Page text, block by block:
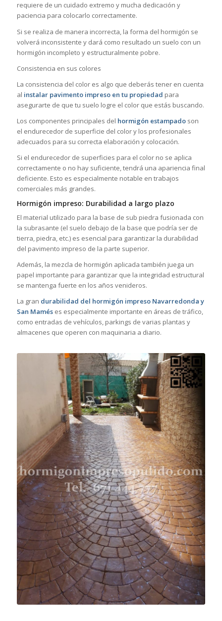
requiere de un cuidado extremo y mucha dedicación y
paciencia para colocarlo correctamente.
Si se realiza de manera incorrecta, la forma del hormigón se
volverá inconsistente y dará como resultado un suelo con un
hormigón incompleto y estructuralmente pobre.
Consistencia en sus colores
La consistencia del color es algo que deberás tener en cuenta
al instalar pavimento impreso en tu propiedad para
asegurarte de que tu suelo logre el color que estás buscando.
Los componentes principales del hormigón estampadoson
el endurecedor de superficie del color y los profesionales
adecuados para su correcta elaboración y colocación.
Si el endurecedor de superficies para el color no se aplica
correctamente o no hay suficiente, tendrá una apariencia final
deficiente. Esto es especialmente notable en trabajos
comerciales más grandes.
Hormigón impreso: Durabilidad a largo plazo
El material utilizado para la base de sub piedra fusionada con
la subrasante (el suelo debajo de la base que podría ser de
tierra, piedra, etc.) es esencial para garantizar la durabilidad
del pavimento impreso de la parte superior.
Además, la mezcla de hormigón aplicada también juega un
papel importante para garantizar que la integridad estructural
se mantenga fuerte en los años venideros.
La gran durabilidad del hormigón impreso Navarredonda y
San Maméses especialmente importante en áreas de tráfico,
como entradas de vehículos, parkings de varias plantas y
almacenes que operen con maquinaria a diario.